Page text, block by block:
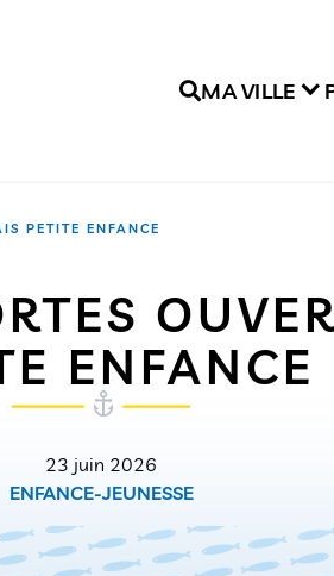
MA VILLE
PETITE ENFANCE
ENFANCE
23 juin 2026
ENFANCE-JEUNESSE